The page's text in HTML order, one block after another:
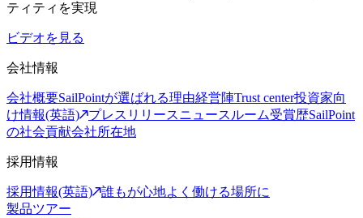
ティティを実現
ビデオを見る
会社情報
会社概要SailPointが選ばれる理由経営陣Trust center投資家向
け情報(英語)
プレスリリースニュースルーム受賞歴SailPoint
の社会貢献会社所在地
採用情報
採用情報(英語)
誰もが心地よく働ける場所に
製品ツアー